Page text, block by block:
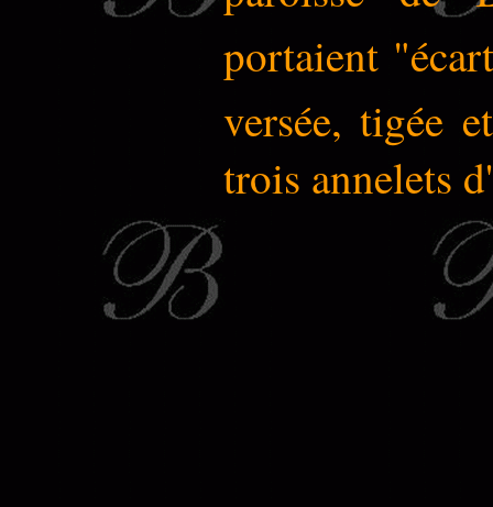
portaient
versée, tigée
trois annelets